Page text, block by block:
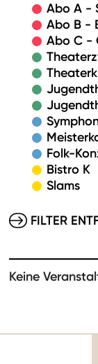
Abo A -
Abo B -
Abo C -
Folk-
Bistro K
Slams
FILTER
Keine